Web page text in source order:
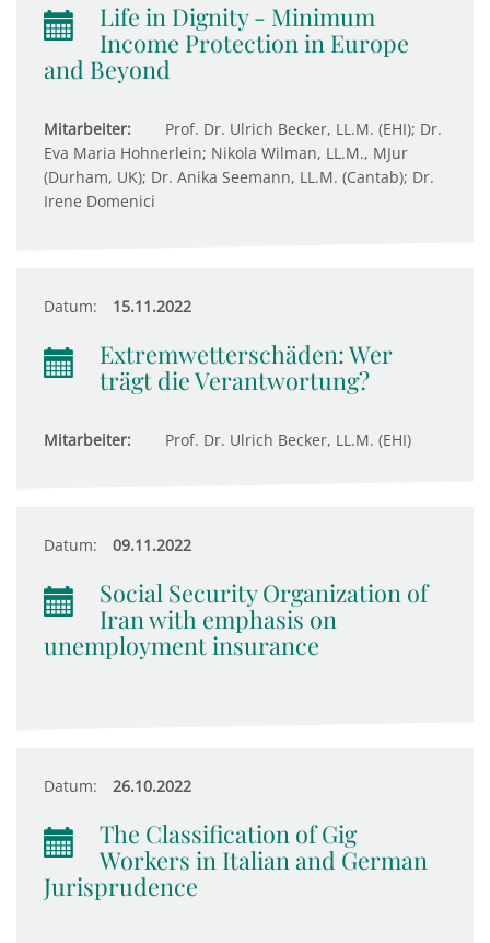
Life in Dignity - Minimum
Income Protection in Europe
and Beyond
Mitarbeiter:
Prof. Dr. Ulrich Becker, LL.M. (EHI); Dr.
Eva Maria Hohnerlein; Nikola Wilman, LL.M., MJur
(Durham, UK); Dr. Anika Seemann, LL.M. (Cantab); Dr.
Irene Domenici
Datum: 15.11.2022
Extremwetterschäden: Wer
trägt die Verantwortung?
Mitarbeiter: Prof. Dr. Ulrich Becker, LL.M. (EHI)
Datum: 09.11.2022
Social Security Organization of
Iran with emphasis on
unemployment insurance
Datum: 26.10.2022
The Classification of Gig
Workers in Italian and German
Jurisprudence